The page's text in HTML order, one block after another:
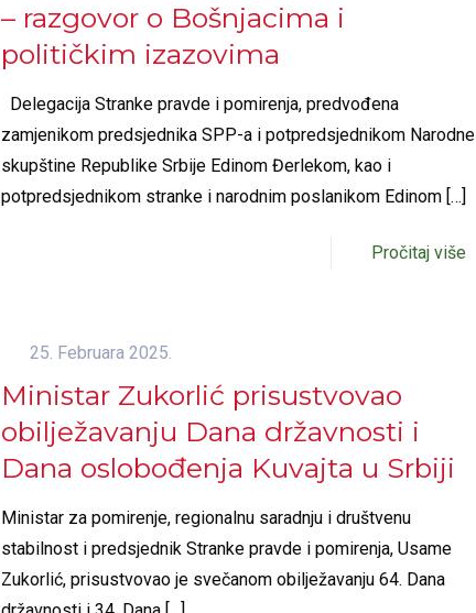
– razgovor o Bošnjacima i
političkim izazovima
Delegacija Stranke pravde i pomirenja, predvođena
zamjenikom predsjednika SPP-a i potpredsjednikom Narodne
skupštine Republike Srbije Edinom Đerlekom, kao i
potpredsjednikom stranke i narodnim poslanikom Edinom[…]
Pročitaj više
25. Februara 2025.
Ministar Zukorlić prisustvovao
obilježavanju Dana državnosti i
Dana oslobođenja Kuvajta u Srbiji
Ministar za pomirenje, regionalnu saradnju i društvenu
stabilnost i predsjednik Stranke pravde i pomirenja, Usame
Zukorlić, prisustvovao je svečanom obilježavanju 64. Dana